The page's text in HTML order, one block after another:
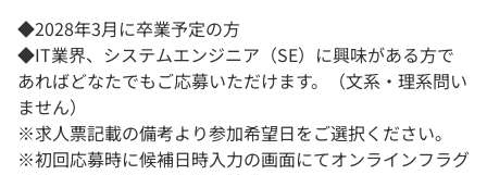
◆2028年3月に卒業予定の方
◆IT業界、システムエンジニア（SE）に興味がある方で
あればどなたでもご応募いただけます。（文系・理系問い
ません）
※求人票記載の備考より参加希望日をご選択ください。
※初回応募時に候補日時入力の画面にてオンラインフラグ